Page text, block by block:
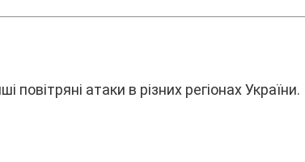
повітpяні aтaки в pізниx peгіонax Укpaїни.